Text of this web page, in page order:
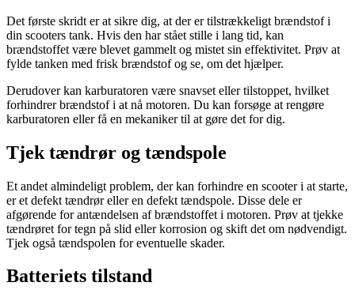
Det første skridt er at sikre dig, at der er tilstrækkeligt brændstof i
din scooters tank. Hvis den har stået stille i lang tid, kan
brændstoffet være blevet gammelt og mistet sin effektivitet. Prøv at
fylde tanken med frisk brændstof og se, om det hjælper.
Derudover kan karburatoren være snavset eller tilstoppet, hvilket
forhindrer brændstof i at nå motoren. Du kan forsøge at rengøre
karburatoren eller få en mekaniker til at gøre det for dig.
Tjek tændrør og tændspole
Et andet almindeligt problem, der kan forhindre en scooter i at starte,
er et defekt tændrør eller en defekt tændspole. Disse dele er
afgørende for antændelsen af brændstoffet i motoren. Prøv at tjekke
tændrøret for tegn på slid eller korrosion og skift det om nødvendigt.
Tjek også tændspolen for eventuelle skader.
Batteriets tilstand